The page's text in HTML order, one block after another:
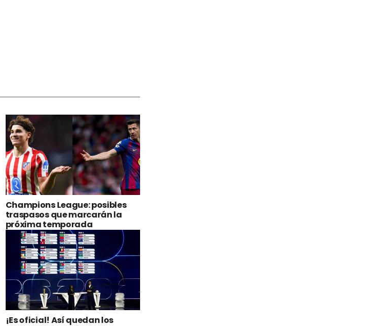
Champions League: posibles
traspasos que marcarán la
próxima temporada
¡Es oficial! Así quedan los